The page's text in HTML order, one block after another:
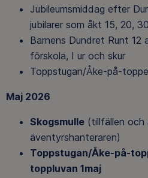
Jubileumsmiddag efter
jubilarer som åkt 15, 20,
Barnens Dundret Runt 12
förskola, I ur och skur
Toppstugan/Åke-på-
Maj 2026
Skogsmulle (tillfällen och
äventyrshanteraren)
Toppstugan/Åke-på-
toppluvan 1maj